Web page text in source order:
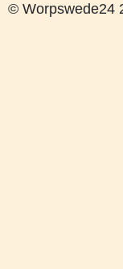
© Worpswede24